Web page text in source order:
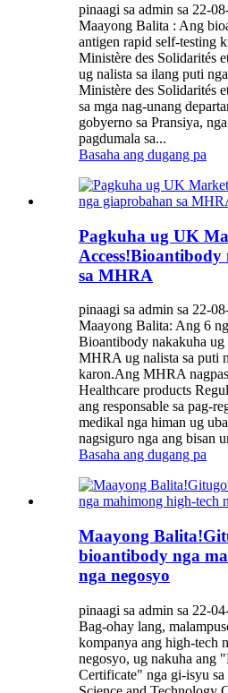
pinaagi sa admin sa 22-
Maayong Balita : Ang
antigen rapid self-testing
Ministère des Solidarités
ug nalista sa ilang puti
Ministère des Solidarités
sa mga nag-unang
gobyerno sa Pransiya,
pagdumala sa...
Basaha ang dugang pa
Pagkuha ug UK
sa MHRA
pinaagi sa admin sa 22-
Maayong Balita: Ang 6
Bioantibody nakakuha
MHRA ug nalista sa puti
karon.Ang MHRA
Healthcare products
ang responsable sa pag-
medikal nga himan ug
nagsiguro nga ang bisan
Basaha ang dugang pa
Maayong
bioantibody nga
nga negosyo
pinaagi sa admin sa 22-
Bag-ohay lang,
kompanya ang high-tech
negosyo, ug nakuha ang
Certificate" nga gi-isyu